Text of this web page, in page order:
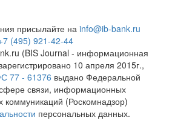
присылайте на info@ib-bank.ru
(495) 921-42-44
(BIS Journal - информационная
10 апреля 2015г.,
77 - 61376 выдано Федеральной
связи, информационных
коммуникаций (Роскомнадзор)
персональных данных.